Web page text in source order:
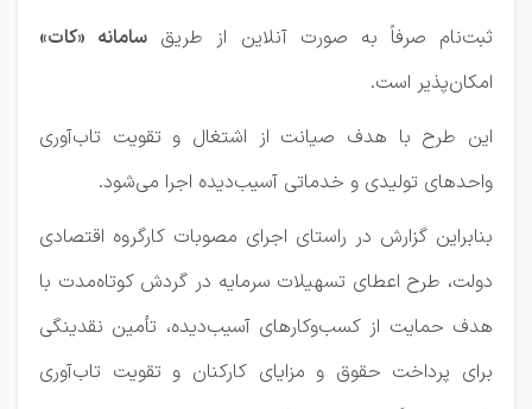
ثبت‌نام صرفاً به صورت آنلاین از طریق سامانه «کات»
امکان‌پذیر است.
این طرح با هدف صیانت از اشتغال و تقویت تاب‌آوری
واحدهای تولیدی و خدماتی آسیب‌دیده اجرا می‌شود.
بنابراین گزارش در راستای اجرای مصوبات کارگروه اقتصادی
دولت، طرح اعطای تسهیلات سرمایه در گردش کوتاه‌مدت با
هدف حمایت از کسب‌وکارهای آسیب‌دیده، تأمین نقدینگی
برای پرداخت حقوق و مزایای کارکنان و تقویت تاب‌آوری